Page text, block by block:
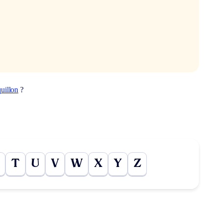
?
T U V W X Y Z